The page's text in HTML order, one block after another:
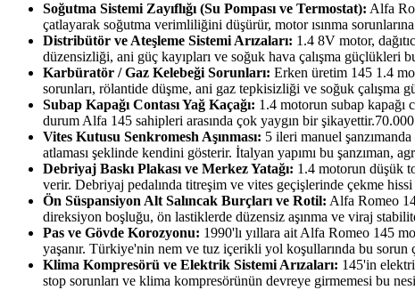
Soğutma Sistemi Zayıflığı (Su Pompası ve Termostat): Alfa
çatlayarak soğutma verimliliğini düşürür, motor ısınma
Distribütör ve Ateşleme Sistemi Arızaları: 1.4 8V motor,
düzensizliği, ani güç kayıpları ve soğuk hava çalışma güçlükleri
Karbüratör / Gaz Kelebeği Sorunları: Erken üretim 145 1.4
sorunları, rölantide düşme, ani gaz tepkisizliği ve soğuk çalışma
Subap Kapağı Contası Yağ Kaçağı: 1.4 motorun subap kapağı
durum Alfa 145 sahipleri arasında çok yaygın bir şikayettir.
Vites Kutusu Senkromesh Aşınması: 5 ileri manuel
atlaması şeklinde kendini gösterir. İtalyan yapımı bu şanzıman,
Debriyaj Baskı Plakası ve Merkez Yatağı: 1.4 motorun düşük
verir. Debriyaj pedalında titreşim ve vites geçişlerinde çekme
Ön Süspansiyon Alt Salıncak Burçları ve Rotil: Alfa Romeo
direksiyon boşluğu, ön lastiklerde düzensiz aşınma ve viraj
Pas ve Gövde Korozyonu: 1990'lı yıllara ait Alfa Romeo 145
yaşanır. Türkiye'nin nem ve tuz içerikli yol koşullarında bu sorun
Klima Kompresörü ve Elektrik Sistemi Arızaları: 145'in
stop sorunları ve klima kompresörünün devreye girmemesi bu